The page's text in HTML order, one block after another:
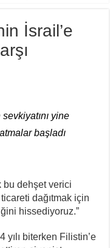
İsrail’e
yine
başladı
bu dehşet verici
dağıtmak için
hissediyoruz.”
yılı biterken Filistin’e